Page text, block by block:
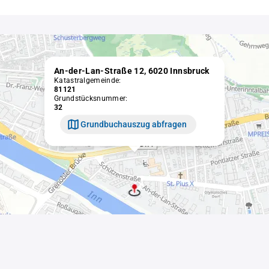
An-der-Lan-Straße 12, 6020 Innsbruck
Katastralgemeinde:
81121
Grundstücksnummer:
32
Grundbuchauszug abfragen